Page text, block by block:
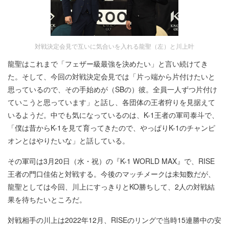
対戦決定会見で互いに気合いを入れる龍聖（左）と川上叶
龍聖はこれまで「フェザー級最強を決めたい」と言い続けてき
た。そして、今回の対戦決定会見では「片っ端から片付けたいと
思っているので、その手始めが（SBの）彼。全員一人ずつ片付け
ていこうと思っています」と話し、各団体の王者狩りを見据えて
いるようだ。中でも気になっているのは、K-1王者の軍司泰斗で、
「僕は昔からK-1を見て育ってきたので、やっぱりK-1のチャンピ
オンとはやりたいな」と話している。
その軍司は3月20日（水・祝）の『K-1 WORLD MAX』で、RISE
王者の門口佳佑と対戦する。今後のマッチメークは未知数だが、
龍聖としては今回、川上にすっきりとKO勝ちして、2人の対戦結
果を待ちたいところだ。
対戦相手の川上は2022年12月、RISEのリングで当時15連勝中の安